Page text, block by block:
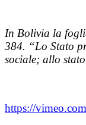
In Bolivia la
384. “Lo Stato
sociale; allo
https://